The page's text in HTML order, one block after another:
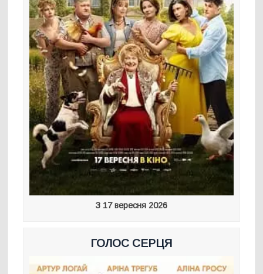
З 17 вересня 2026
ГОЛОС СЕРЦЯ